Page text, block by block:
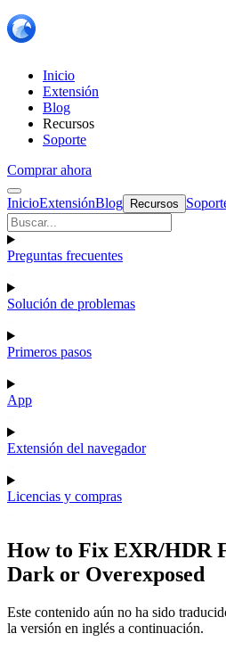
Inicio
Extensión
Blog
Recursos
Soporte
Comprar ahora
InicioExtensiónBlog Recursos
Preguntas frecuentes
Solución de problemas
Primeros pasos
App
Extensión del navegador
Licencias y compras
How to Fix EXR/HDR
Dark or Overexposed
Este contenido aún no ha sido
la versión en inglés a continuación.